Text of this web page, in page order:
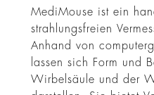
MediMouse ist ein
strahlungsfreien
Anhand von
lassen sich Form und
Wirbelsäule und der